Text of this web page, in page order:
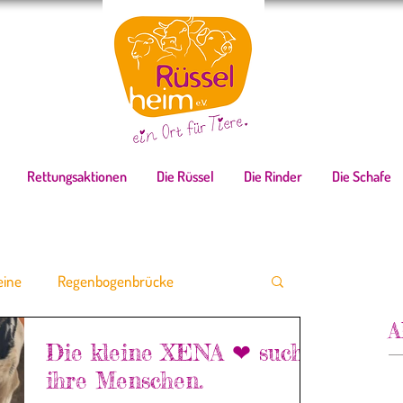
Rettungsaktionen Die Rüssel Die Rinder Die Schafe
Regenbogenbrücke
Schafe
Die kleine XENA ❤ sucht
ihre Menschen.